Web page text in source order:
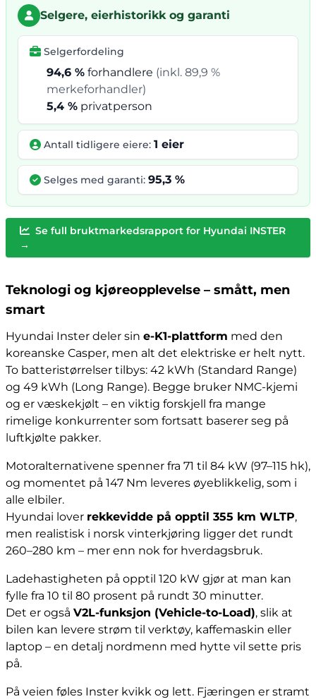
Selgere, eierhistorikk og garanti
Selgerfordeling
94,6 % forhandlere (inkl. 89,9 %
merkeforhandler)
5,4 % privatperson
Antall tidligere eiere: 1 eier
Selges med garanti: 95,3 %
Se full bruktmarkedsrapport for Hyundai INSTER
→
Teknologi og kjøreopplevelse – smått, men
smart
Hyundai Inster deler sin e-K1-plattform med den
koreanske Casper, men alt det elektriske er helt nytt.
To batteristørrelser tilbys: 42 kWh (Standard Range)
og 49 kWh (Long Range). Begge bruker NMC-kjemi
og er væskekjølt – en viktig forskjell fra mange
rimelige konkurrenter som fortsatt baserer seg på
luftkjølte pakker.
Motoralternativene spenner fra 71 til 84 kW (97–115 hk),
og momentet på 147 Nm leveres øyeblikkelig, som i
alle elbiler.
Hyundai lover rekkevidde på opptil 355 km WLTP,
men realistisk i norsk vinterkjøring ligger det rundt
260–280 km – mer enn nok for hverdagsbruk.
Ladehastigheten på opptil 120 kW gjør at man kan
fylle fra 10 til 80 prosent på rundt 30 minutter.
Det er også V2L-funksjon (Vehicle-to-Load), slik at
bilen kan levere strøm til verktøy, kaffemaskin eller
laptop – en detalj nordmenn med hytte vil sette pris
på.
På veien føles Inster kvikk og lett. Fjæringen er stramt